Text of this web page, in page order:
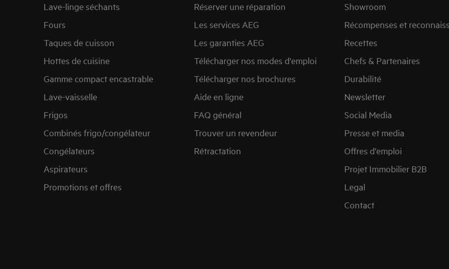
Lave-linge séchants
Fours
Taques de cuisson
Hottes de cuisine
Gamme compact encastrable
Lave-vaisselle
Frigos
Combinés frigo/congélateur
Congélateurs
Aspirateurs
Promotions et offres
Réserver une réparation
Les services AEG
Les garanties AEG
Télécharger nos modes d'emploi
Télécharger nos brochures
Aide en ligne
FAQ général
Trouver un revendeur
Rétractation
Showroom
Récompenses et
Recettes
Chefs & Partenaires
Durabilité
Newsletter
Social Media
Presse et media
Offres d'emploi
Projet Immobilier B2B
Legal
Contact